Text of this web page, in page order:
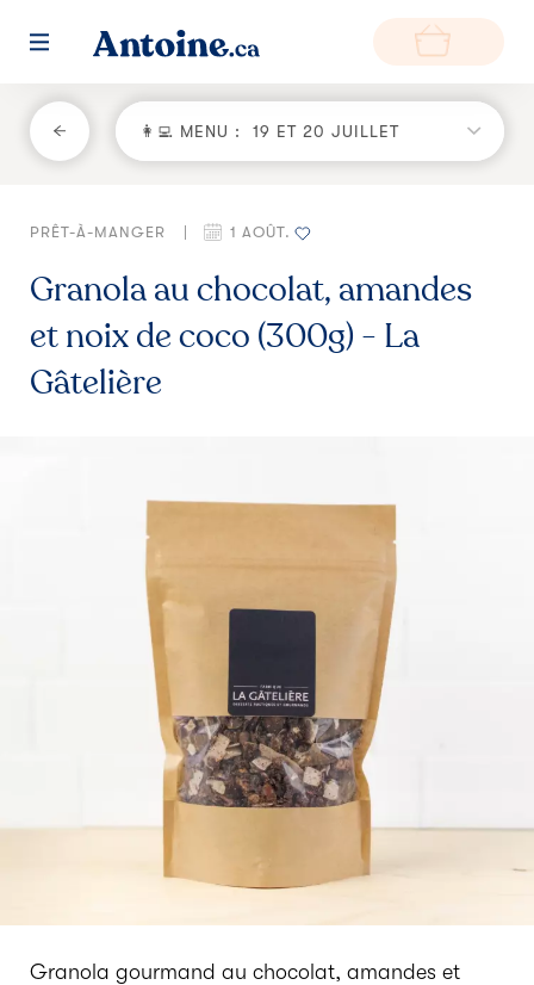
RETOUR
Fonctionnement
Environnement
Producteurs
Questions et réponses
👩‍💻 MENU : 19 ET 20 JUILLET
PRÊT-À-MANGER 1 AOÛT.
Granola au chocolat, amandes
et noix de coco (300g) - La
Gâtelière
Granola gourmand au chocolat, amandes et